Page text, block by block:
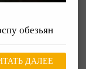
обезьян
ДАЛЕЕ